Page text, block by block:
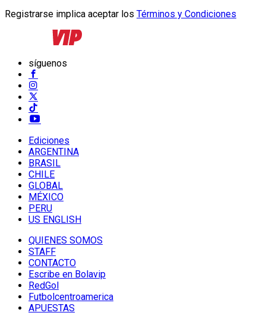
Registrarse implica aceptar los Términos y Condiciones
síguenos
Ediciones
ARGENTINA
BRASIL
CHILE
GLOBAL
MÉXICO
PERU
US ENGLISH
QUIENES SOMOS
STAFF
CONTACTO
Escribe en Bolavip
RedGol
Futbolcentroamerica
APUESTAS